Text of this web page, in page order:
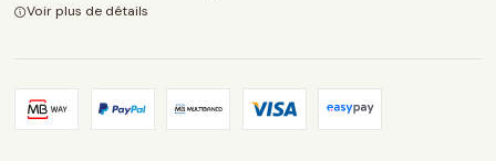
Voir plus de détails